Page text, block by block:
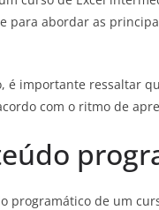
para abordar as
é importante ressaltar
com o ritmo de
programático de um